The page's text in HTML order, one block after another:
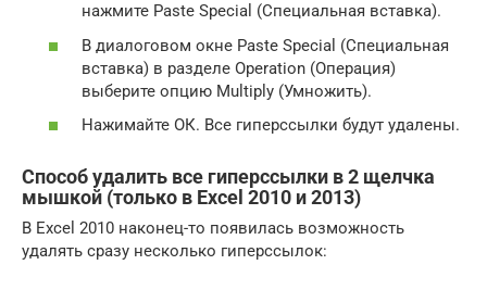
нажмите Paste Special (Специальная вставка).
В диалоговом окне Paste Special (Специальная
вставка) в разделе Operation (Операция)
выберите опцию Multiply (Умножить).
Нажимайте ОК. Все гиперссылки будут удалены.
Способ удалить все гиперссылки в 2 щелчка
мышкой (только в Excel 2010 и 2013)
В Excel 2010 наконец-то появилась возможность
удалять сразу несколько гиперссылок: